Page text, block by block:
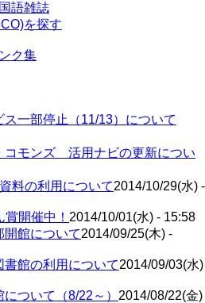
語雑誌
を探す
ク集
一部停止（11/13）について
モンズ 活用ナビの更新につい
料の利用について2014/10/29(水) -
開催中！ 2014/10/01(水) - 15:58
館について2014/09/25(木) -
館の利用について2014/09/03(水)
ついて（8/22～） 2014/08/22(金)